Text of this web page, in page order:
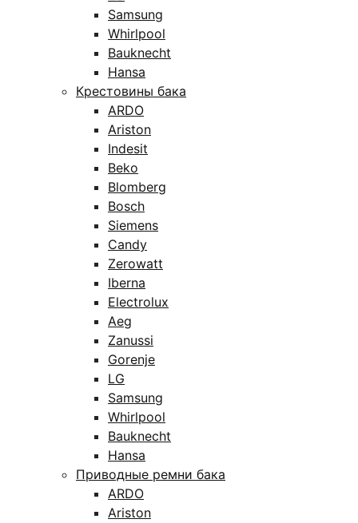
Samsung
Whirlpool
Bauknecht
Hansa
Крестовины бака
ARDO
Ariston
Indesit
Beko
Blomberg
Bosch
Siemens
Candy
Zerowatt
Iberna
Electrolux
Aeg
Zanussi
Gorenje
LG
Samsung
Whirlpool
Bauknecht
Hansa
Приводные ремни бака
ARDO
Ariston